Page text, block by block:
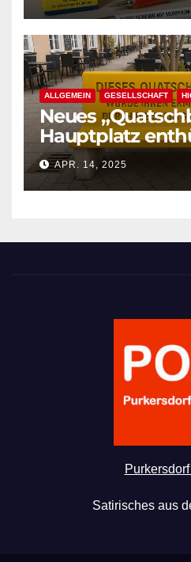
ALLGEMEIN GESELLSCHAFT
Neues
Hauptplatz
APR. 14, 2025
Satirisches aus